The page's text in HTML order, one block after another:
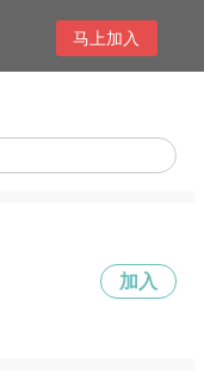
马上加入
加入